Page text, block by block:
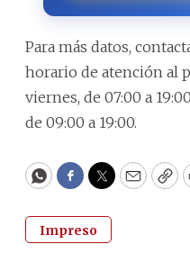
Para más datos,
horario de atención al
viernes, de 07:00 a
de 09:00 a 19:00.
WhatsApp
Facebook
Twitter
Email
Impreso